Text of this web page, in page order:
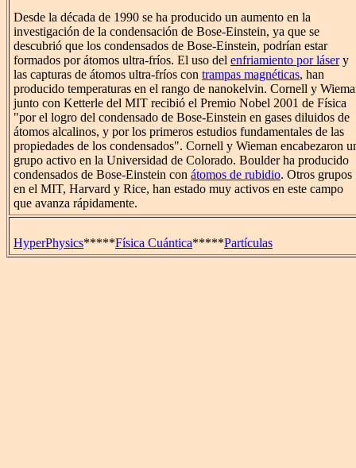
Desde la década de 1990 se ha producido un aumento en la
investigación de la condensación de Bose-Einstein, ya que se
descubrió que los condensados de Bose-Einstein, podrían estar
formados por átomos ultra-fríos. El uso del enfriamiento por lásery
las capturas de átomos ultra-fríos con trampas magnéticas, han
producido temperaturas en el rango de nanokelvin. Cornell y
junto con Ketterle del MIT recibió el Premio Nobel 2001 de Física
"por el logro del condensado de Bose-Einstein en gases diluidos de
átomos alcalinos, y por los primeros estudios fundamentales de las
propiedades de los condensados". Cornell y Wieman encabezaron
grupo activo en la Universidad de Colorado. Boulder ha producido
condensados de Bose-Einstein con átomos de rubidio. Otros grupos
en el MIT, Harvard y Rice, han estado muy activos en este campo
que avanza rápidamente.
HyperPhysics*****Física Cuántica*****Partículas